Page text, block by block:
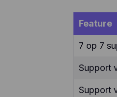
Feature
7 op 7
Support
Support